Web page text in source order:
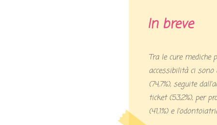
In breve
Tra le cure mediche per le quali si fa più fatica ad avere
accessibilità ci
(74,7%), seguite
ticket (53,2%), per
(41,1%) e